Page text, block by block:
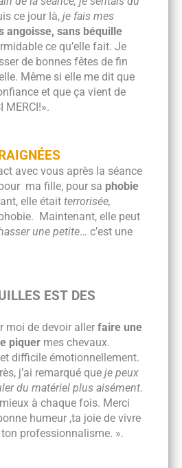
ce jour là, je fais mes
angoisse, sans béquille
ce qu’elle fait. Je
de bonnes fêtes de fin
Même si elle me dit que
et que ça vient de
MERCI!».
avec vous après la séance
ma fille, pour sa phobie
elle était terrorisée,
Maintenant, elle peut
une petite… c’est une
EST DES
moi de devoir aller faire une
piquer mes chevaux.
difficile émotionnellement.
j’ai remarqué que je peux
du matériel plus aisément.
à chaque fois. Merci
humeur ,ta joie de vivre
professionnalisme. ».